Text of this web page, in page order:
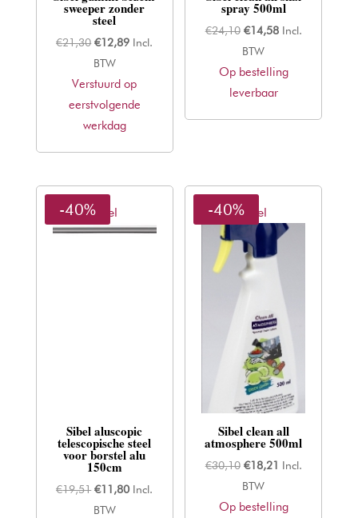
sweeper zonder
steel
€21,30 Oorspronkelijke
prijs
was:
€21,30.
€12,89Huidige
is:
€12,89.
Incl.
BTW
Verstuurd op
eerstvolgende
werkdag
spray 500ml
€24,10 Oorspronkelijke
prijs
was:
€24,10.
€14,58Huidige
is:
€14,58.
Incl.
BTW
Op bestelling
leverbaar
Sibel
-40%
Sibel aluscopic
telescopische steel
voor borstel alu
150cm
€19,51 Oorspronkelijke
prijs
€11,80Huidige
Incl.
BTW
Sibel
-40%
Sibel clean all
atmosphere 500ml
€30,10 Oorspronkelijke
prijs
was:
€18,21 Huidige
is:
Incl.
BTW
Op bestelling